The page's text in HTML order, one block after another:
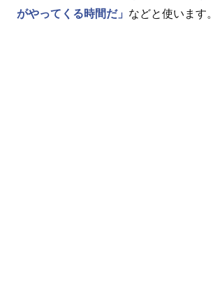
がやってくる時間だ」 などと使います。